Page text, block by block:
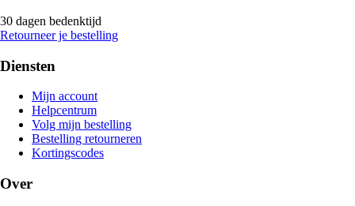
30 dagen bedenktijd
Retourneer je bestelling
Diensten
Mijn account
Helpcentrum
Volg mijn bestelling
Bestelling retourneren
Kortingscodes
Over